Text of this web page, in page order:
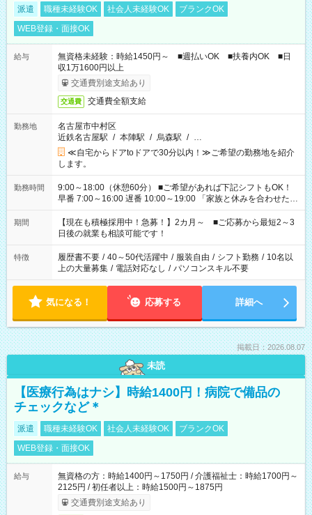
派遣 職種未経験OK 社会人未経験OK
ブランクOK
WEB登録・面接OK
給与
無資格未経験：時給1450円～ ■週払いOK ■扶養内OK ■日
収1万1600円以上
交通費別途支給あり
交通費 交通費全額支給
勤務地
名古屋市中村区
近鉄名古屋駅 / 本陣駅 / 烏森駅 / …
≪自宅からドアtoドアで30分以内！≫ご希望の勤務地を紹介
します。
勤務時間
9:00～18:00（休憩60分） ■ご希望があれば下記シフトもOK！
早番 7:00～16:00 遅番 10:00～19:00 「家族と休みを合わせた
い」 「余裕を持って夕飯の準備がしたい」 「できれば残業はし
たくない」 など、ご希望を教えてくださいね。 ※Wワーク希望
の方へ 今ご覧のお仕事で希望する勤務時間と、もう1つのお仕事
の勤務時間。 合計で週40時間を超える場合は応募できません。
期間
【現在も積極採用中！急募！】2カ月～ ■ご応募から最短2～3
日後の就業も相談可能です！
特徴 履歴書不要 / 40～50代活躍中 / 服装自由 / シフト勤務 / 10名以
上の大量募集 / 電話対応なし / パソコンスキル不要
気になる！ 応募する 詳細へ
掲載日：2026.08.07
未読
【医療行為はナシ】時給1400円！病院で備品の
チェックなど＊
派遣 職種未経験OK 社会人未経験OK
ブランクOK
WEB登録・面接OK
給与
無資格の方：時給1400円～1750円 / 介護福祉士：時給1700円～
2125円 / 初任者以上：時給1500円～1875円
交通費別途支給あり